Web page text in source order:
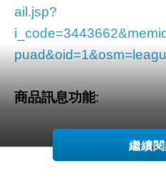
ail.jsp?
商品訊息功能:
繼續